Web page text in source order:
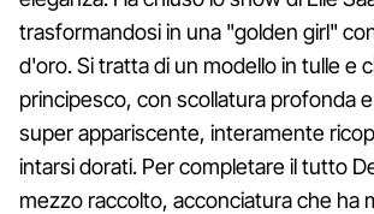
trasformandosi in una "golden girl"
d'oro. Si tratta di un modello in tulle e
principesco, con scollatura profonda
super appariscente, interamente
intarsi dorati. Per completare il tutto
mezzo raccolto, acconciatura che ha